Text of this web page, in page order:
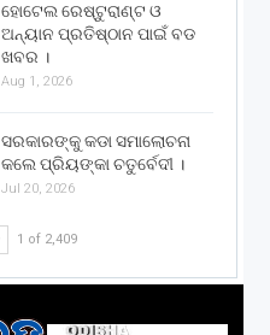
ହୋଟେଲ ରେଷ୍ଟୁରାଣ୍ଟ ଓ
ଅନ୍ୟାନ ପ୍ରତିଷ୍ଠାନ ପାଇଁ ବଡ
ଖବର ।
Aug 1, 2026
ସରକାରଙ୍କୁ କଡା ସମାଲୋଚନା
କଲେ ପ୍ରିୟଙ୍କା ଚତୁର୍ବେଦୀ ।
Jul 20, 2026
1 of 2,409